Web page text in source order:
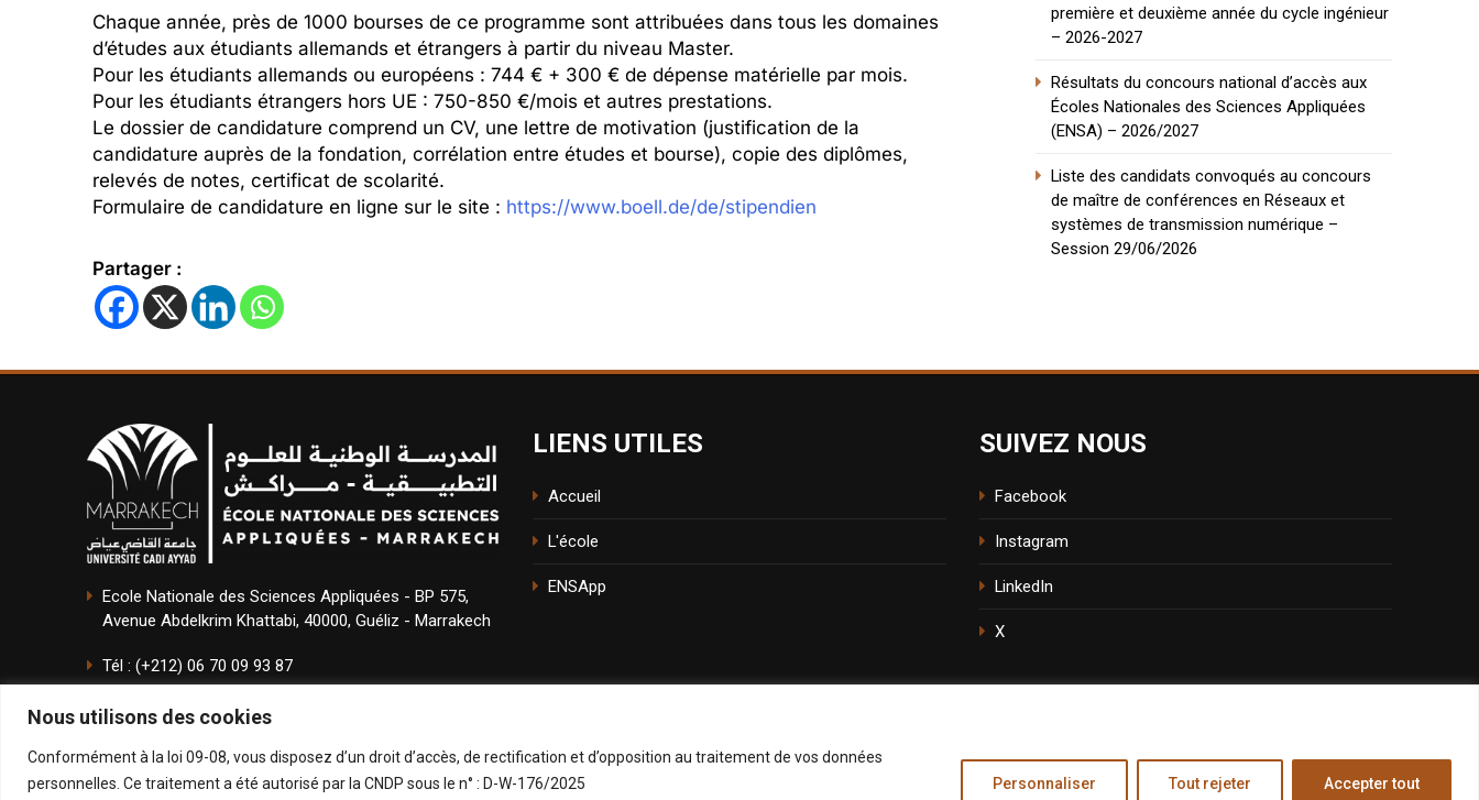
Nous utilisons des cookies
Conformément à la loi 09-08, vous disposez d’un droit d’accès, de rectification et d’opposition au traitement de vos données
personnelles. Ce traitement a été autorisé par la CNDP sous le n° : D-W-176/2025
Personnaliser Tout rejeter Accepter tout
Chaque année, près de 1000 bourses de ce programme sont attribuées dans tous les domaines
d’études aux étudiants allemands et étrangers à partir du niveau Master.
Pour les étudiants allemands ou européens : 744 € + 300 € de dépense matérielle par mois.
Pour les étudiants étrangers hors UE : 750-850 €/mois et autres prestations.
Le dossier de candidature comprend un CV, une lettre de motivation (justification de la
candidature auprès de la fondation, corrélation entre études et bourse), copie des diplômes,
relevés de notes, certificat de scolarité.
Formulaire de candidature en ligne sur le site : https://www.boell.de/de/stipendien
Partager :
première et deuxième année du cycle ingénieur
– 2026-2027
Résultats du concours national d’accès aux
Écoles Nationales des Sciences Appliquées
(ENSA) – 2026/2027
Liste des candidats convoqués au concours
de maître de conférences en Réseaux et
systèmes de transmission numérique –
Session 29/06/2026
Ecole Nationale des Sciences Appliquées - BP 575,
Avenue Abdelkrim Khattabi, 40000, Guéliz - Marrakech
Tél : (+212) 06 70 09 93 87
Email : direction.ensam@uca.ac.ma
LIENS UTILES
Accueil
L'école
ENSApp
SUIVEZ NOUS
Facebook
Instagram
LinkedIn
X